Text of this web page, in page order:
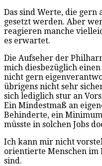
Das sind Werte, die gern
gesetzt werden. Aber
reagieren manche
es erwartet.
Die Aufseher der
mich diesbezüglich
nicht gern
übrigens nicht sehr
sich lediglich stur an
Ein Mindestmaß an
Behinderte, ein
müsste in solchen Jobs
Ich kann mir nicht
orientierte Menschen
sind.